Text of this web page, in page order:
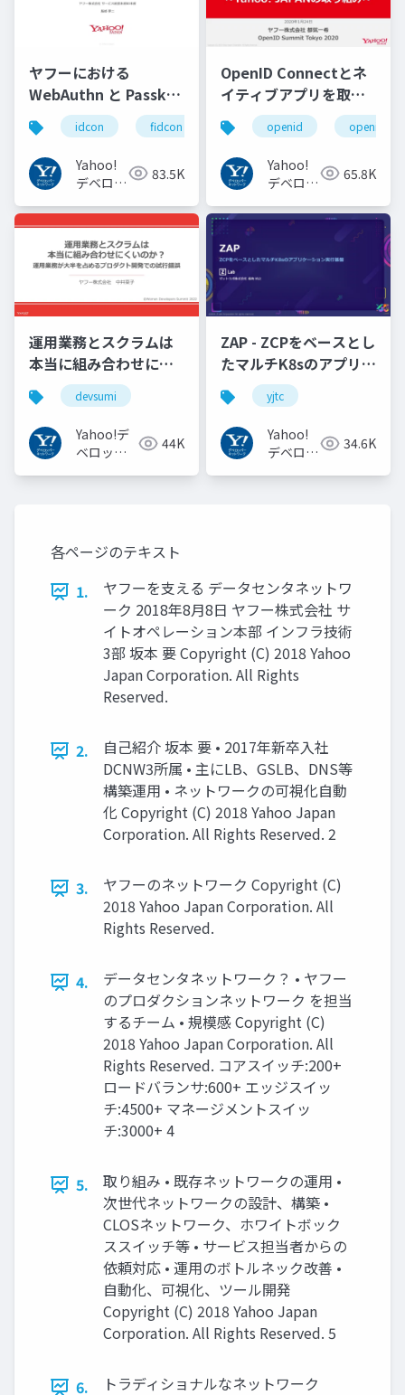
ヤフーにおける
WebAuthn と Passkey
の UX の紹介と考察
#idcon #fidcon
idcon fidcon
Yahoo!
デベロッ
トワーク
83.5K
OpenID Connectとネ
イティブアプリを取り
巻く仕様と動向 Yahoo!
JAPANの取り組み
#openid
#openid_tokyo
openid
Yahoo!
デベロッ
トワーク
65.8K
運用業務とスクラムは
本当に組み合わせにく
いのか︖運用業務が大
半を占めるプロダクト
開発での試行錯誤
devsumi
Yahoo!デ
ベロッパ
44K
ZAP - ZCPをベースとし
たマルチK8sのアプリケ
ーション実行基盤
#YJTC / YJTC21 B-3
yjtc
Yahoo!
デベロッ
34.6K
各ページのテキスト
1.
ヤフーを支える データセンタネットワ
ーク 2018年8月8日 ヤフー株式会社 サ
イトオペレーション本部 インフラ技術
3部 坂本 要 Copyright (C) 2018 Yahoo
Japan Corporation. All Rights
Reserved.
2.
自己紹介 坂本 要 • 2017年新卒入社
DCNW3所属 • 主にLB、GSLB、DNS等
構築運用 • ネットワークの可視化自動
化 Copyright (C) 2018 Yahoo Japan
Corporation. All Rights Reserved. 2
3.
ヤフーのネットワーク Copyright (C)
2018 Yahoo Japan Corporation. All
Rights Reserved.
4.
データセンタネットワーク？ • ヤフー
のプロダクションネットワーク を担当
するチーム • 規模感 Copyright (C)
2018 Yahoo Japan Corporation. All
Rights Reserved. コアスイッチ:200+
ロードバランサ:600+ エッジスイッ
チ:4500+ マネージメントスイッ
チ:3000+ 4
5.
取り組み • 既存ネットワークの運用 •
次世代ネットワークの設計、構築 •
CLOSネットワーク、ホワイトボック
ススイッチ等 • サービス担当者からの
依頼対応 • 運用のボトルネック改善 •
自動化、可視化、ツール開発
Copyright (C) 2018 Yahoo Japan
Corporation. All Rights Reserved. 5
6.
トラディショナルなネットワーク